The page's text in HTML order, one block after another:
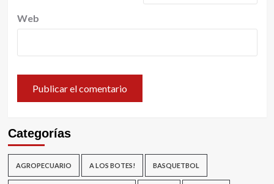
Web
Categorías
AGROPECUARIO A LOS BOTES! BASQUETBOL